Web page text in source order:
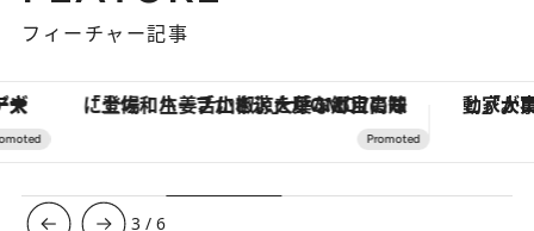
フィーチャー記事
「土佐和ハーブかき氷」がOMO7高知に登場！生姜、山椒、大葉など目にも舌にも涼を呼ぶ郷土の味
3 /6